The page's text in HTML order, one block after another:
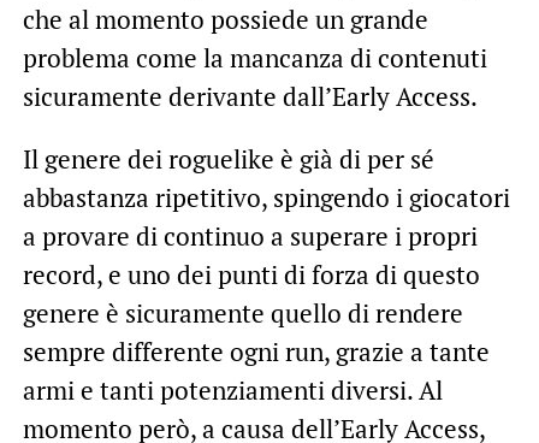
che al momento possiede un grande
problema come la mancanza di contenuti
sicuramente derivante dall’Early Access.
Il genere dei roguelike è già di per sé
abbastanza ripetitivo, spingendo i giocatori
a provare di continuo a superare i propri
record, e uno dei punti di forza di questo
genere è sicuramente quello di rendere
sempre differente ogni run, grazie a tante
armi e tanti potenziamenti diversi. Al
momento però, a causa dell’Early Access,